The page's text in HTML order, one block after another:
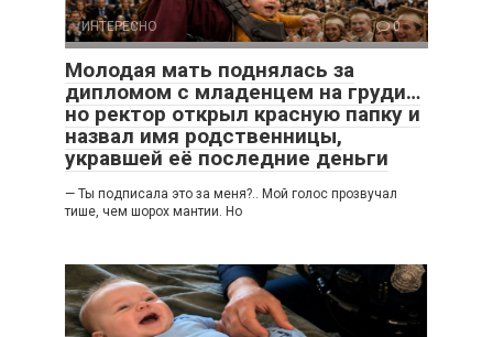
ИНТЕРЕСНО 0
Молодая мать поднялась за
дипломом с младенцем на груди…
но ректор открыл красную папку и
назвал имя родственницы,
укравшей её последние деньги
— Ты подписала это за меня?.. Мой голос прозвучал
тише, чем шорох мантии. Но